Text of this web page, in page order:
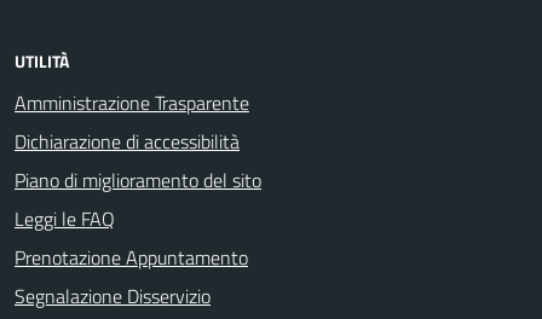
UTILITÀ
Amministrazione Trasparente
Dichiarazione di accessibilità
Piano di miglioramento del sito
Leggi le FAQ
Prenotazione Appuntamento
Segnalazione Disservizio